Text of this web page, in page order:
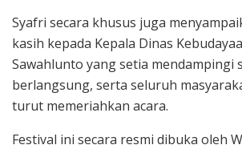
Syafri secara khusus juga
kasih kepada Kepala Dinas
Sawahlunto yang setia mendampingi
berlangsung, serta seluruh
turut memeriahkan acara.
Festival ini secara resmi dibuka oleh